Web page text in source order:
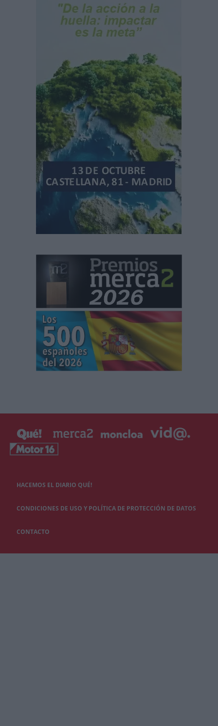
HACEMOS EL DIARIO QUÉ!
CONDICIONES DE USO Y POLÍTICA DE PROTECCIÓN DE DATOS
CONTACTO